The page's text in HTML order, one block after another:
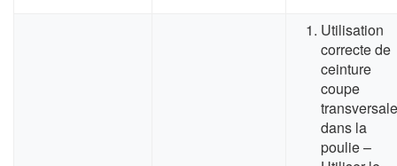
Utilisation
correcte de
ceinture
coupe
transversale
dans la
poulie –